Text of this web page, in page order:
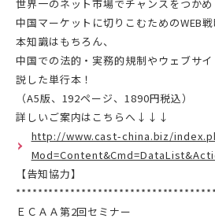
世界一のネット市場でチャンスをつかめ
中国マーケットに切りこむためのWEB
本知識はもちろん、
中国での法的・実務的規制やウェブサ
説した単行本！
（A5版、192ページ、1890円税込）
詳しいご案内はこちらへ↓↓↓
http://www.cast-china.biz/
【告知協力】
ＥＣＡＡ第2回セミナー